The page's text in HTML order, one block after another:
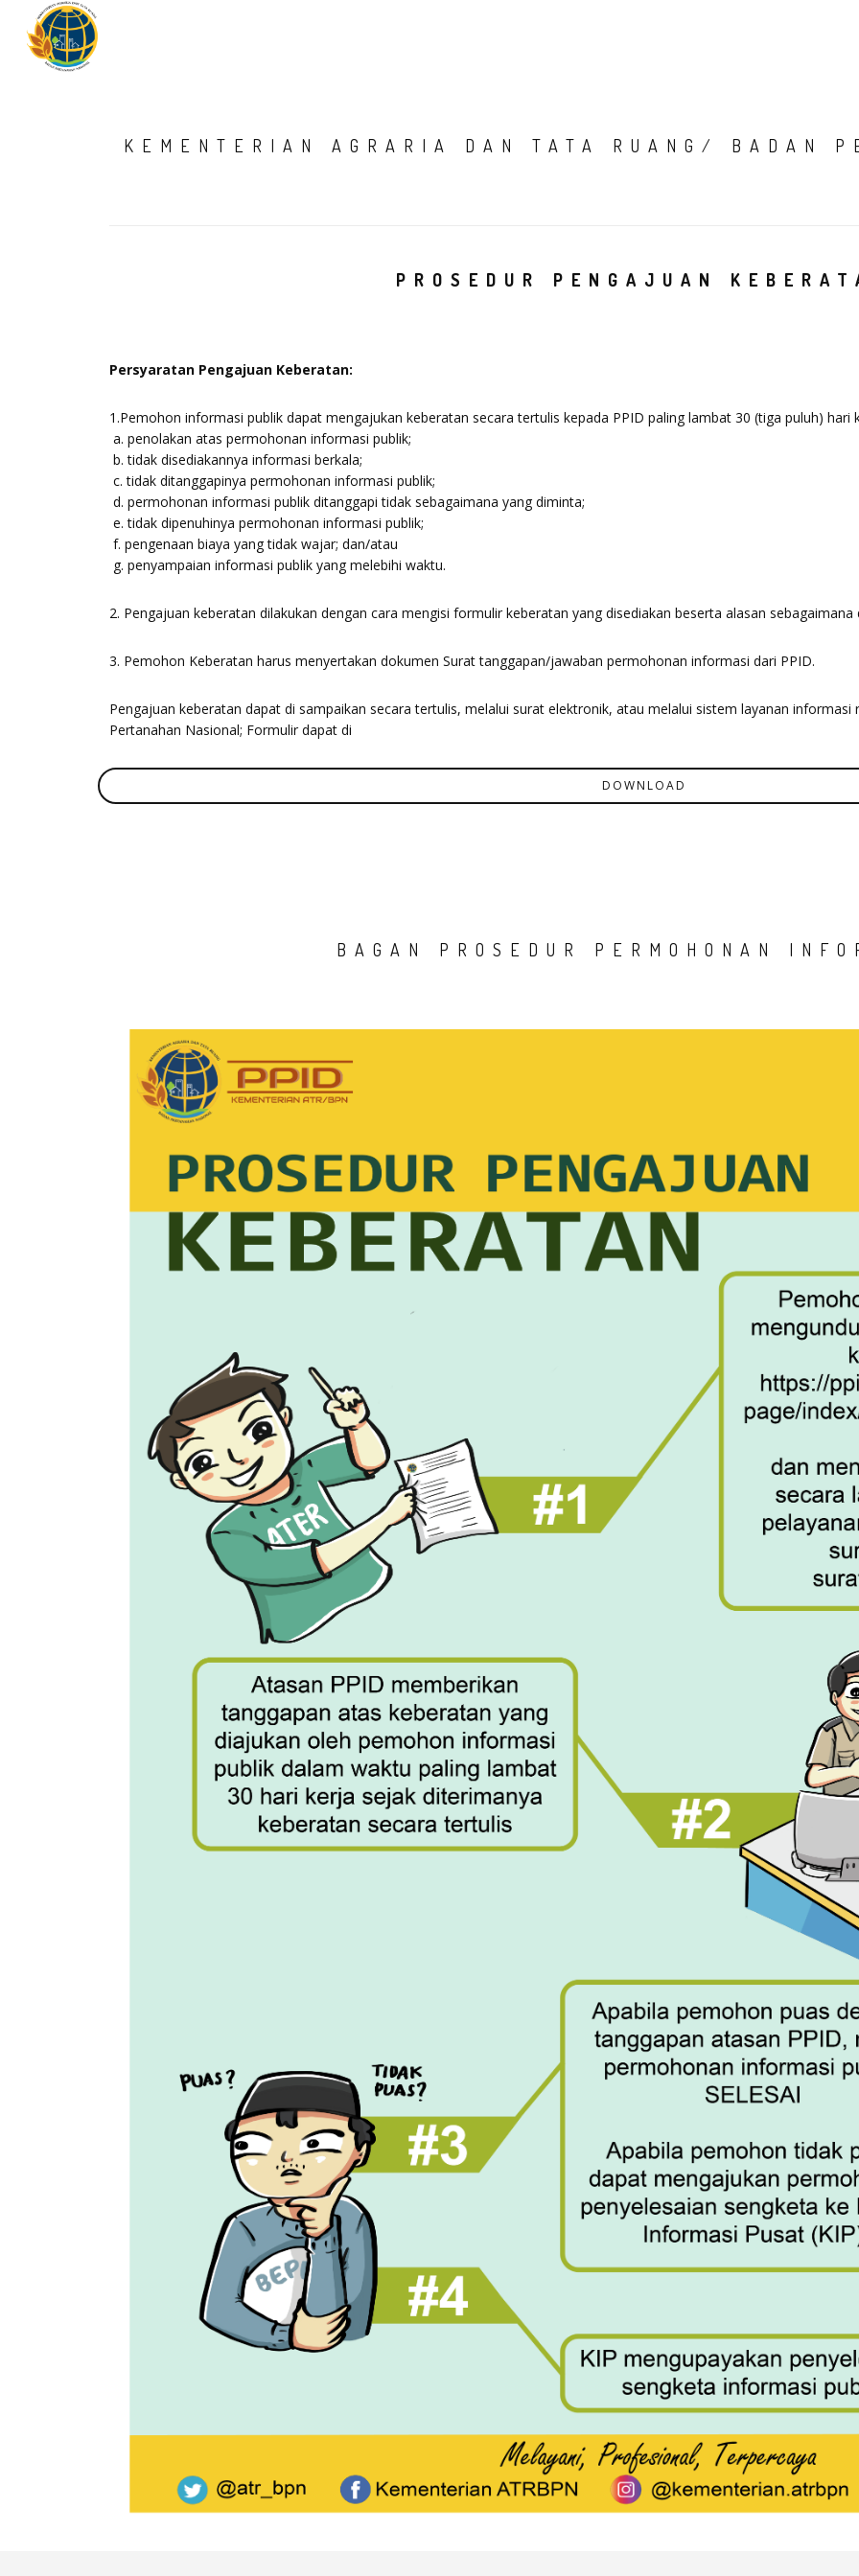
KEMENTERIAN AGRARIA DAN TATA RUANG/ BADAN
PROSEDUR PENGAJUAN
Persyaratan Pengajuan Keberatan:
1.Pemohon informasi publik dapat mengajukan keberatan secara tertulis kepada PPID paling lambat 30 (tiga puluh)
a. penolakan atas permohonan informasi publik;
b. tidak disediakannya informasi berkala;
c. tidak ditanggapinya permohonan informasi publik;
d. permohonan informasi publik ditanggapi tidak sebagaimana yang diminta;
e. tidak dipenuhinya permohonan informasi publik;
f. pengenaan biaya yang tidak wajar; dan/atau
g. penyampaian informasi publik yang melebihi waktu.
2. Pengajuan keberatan dilakukan dengan cara mengisi formulir keberatan yang disediakan beserta alasan sebagaimana
3. Pemohon Keberatan harus menyertakan dokumen Surat tanggapan/jawaban permohonan informasi dari PPID.
Pengajuan keberatan dapat di sampaikan secara tertulis, melalui surat elektronik, atau melalui sistem layanan
Pertanahan Nasional; Formulir dapat di
DOWNLOAD
BAGAN PROSEDUR PERMOHONAN